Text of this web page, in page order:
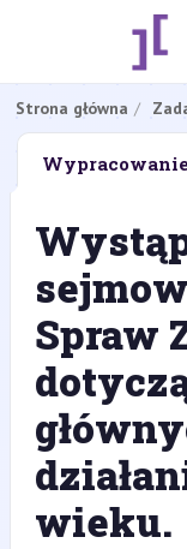
Strona główna
Spraw
wieku.